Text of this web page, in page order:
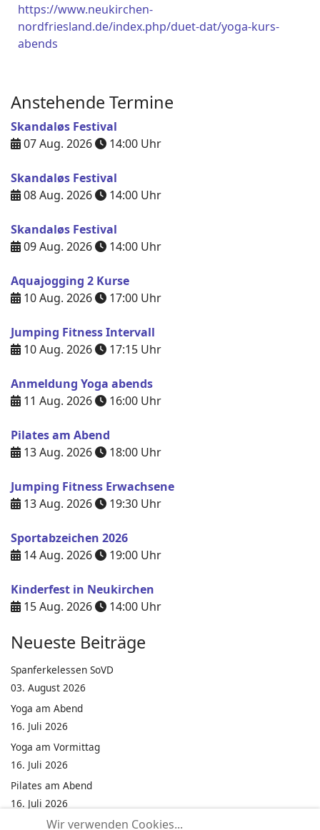
https://www.neukirchen-
nordfriesland.de/index.php/duet-dat/yoga-kurs-
abends
Anstehende Termine
Skandaløs Festival
07 Aug. 2026
14:00 Uhr
Skandaløs Festival
08 Aug. 2026
14:00 Uhr
Skandaløs Festival
09 Aug. 2026
14:00 Uhr
Aquajogging 2 Kurse
10 Aug. 2026
17:00 Uhr
Jumping Fitness Intervall
10 Aug. 2026
17:15 Uhr
Anmeldung Yoga abends
11 Aug. 2026
16:00 Uhr
Pilates am Abend
13 Aug. 2026
18:00 Uhr
Jumping Fitness Erwachsene
13 Aug. 2026
19:30 Uhr
Sportabzeichen 2026
14 Aug. 2026
19:00 Uhr
Kinderfest in Neukirchen
15 Aug. 2026
14:00 Uhr
Neueste Beiträge
Spanferkelessen SoVD
03. August 2026
Yoga am Abend
16. Juli 2026
Yoga am Vormittag
16. Juli 2026
Pilates am Abend
16. Juli 2026
Jumping Fitness Intervall
Wir verwenden Cookies...